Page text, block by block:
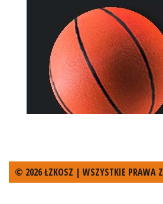
© 2026 ŁZKOSZ | WSZYSTKIE PRAWA